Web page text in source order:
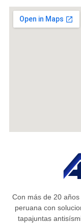
Con más de 20
peruana con
tapajuntas